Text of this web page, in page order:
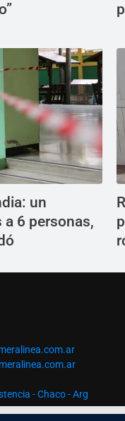
un
6 personas,
- Chaco - Arg